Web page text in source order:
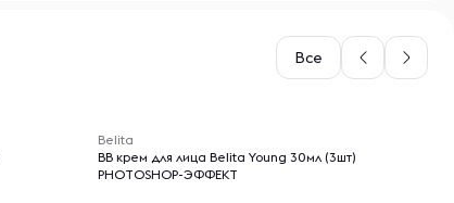
Все
Belita
ВВ крем для лица Belita Young 30мл (3шт)
PHOTOSHOP-ЭФФЕКТ